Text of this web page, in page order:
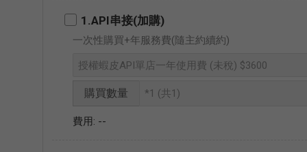
1.API串接(加購)
一次性購買+年服務費(隨主約續約)
購買數量
--